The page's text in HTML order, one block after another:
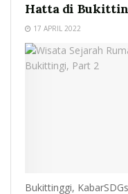
Hatta di
17 APRIL 2022
Bukittinggi,